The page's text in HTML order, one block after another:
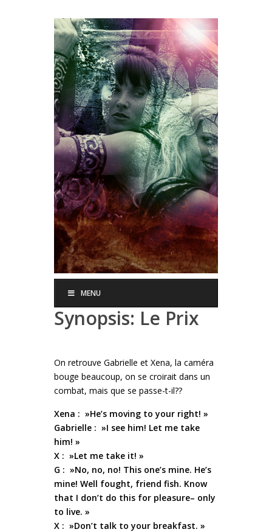
MENU
Synopsis: Le Prix
On retrouve Gabrielle et Xena, la caméra
bouge beaucoup, on se croirait dans un
combat, mais que se passe-t-il??
Xena : »He’s moving to your right! »
Gabrielle : »I see him! Let me take
him! »
X : »Let me take it! »
G : »No, no, no! This one’s mine. He’s
mine! Well fought, friend fish. Know
that I don’t do this for pleasure– only
to live. »
X : »Don’t talk to your breakfast. »